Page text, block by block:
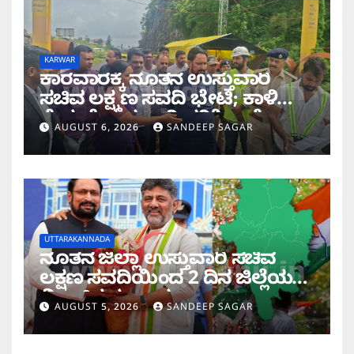
KARWAR
ಕಾರವಾರಕ್ಕೆ ನೂತನ ಉಸ್ತುವಾರಿ
ಸಚಿವ ಲಕ್ಷ್ಮಣ ಸವದಿ ಭೇಟಿ; ಕಾಳಿ
ಸೇತುವೆ ಕಾಮಗಾರಿ ಪರಿಶೀಲನೆ
AUGUST 6, 2026 SANDEEP SAGAR
UTTARAKANNADA
ನೂತನ ಜಿಲ್ಲಾ ಉಸ್ತುವಾರಿ ಸಚಿವ
ಲಕ್ಷಣ ಸವದಿಯಿಂದ 2 ದಿನ ಜಿಲ್ಲೆಯಲ್ಲಿ
ಮಿಂಚಿನ ಸಂಚಾರ
AUGUST 5, 2026 SANDEEP SAGAR